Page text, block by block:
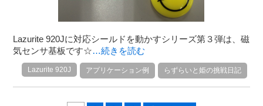
Lazurite 920Jに対応シールドを動かすシリーズ第３弾は、磁
気センサ基板です☆…続きを読む
らずらいと姫の挑戦日記
アプリケーション例
Lazurite 920J